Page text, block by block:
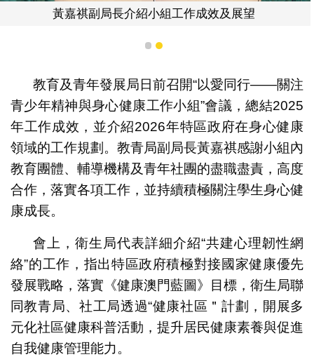
黃嘉祺副局長介紹小組工作成效及展望
1 2
教育及青年發展局日前召開“以愛同行——關注
青少年精神與身心健康工作小組”會議，總結2025
年工作成效，並介紹2026年特區政府在身心健康
領域的工作規劃。教青局副局長黃嘉祺感謝小組內
教育團體、輔導機構及青年社團的盡職盡責，高度
合作，落實各項工作，並持續積極關注學生身心健
康成長。
會上，衛生局代表詳細介紹“共建心理韌性網
絡”的工作，指出特區政府積極對接國家健康優先
發展戰略，落實《健康澳門藍圖》目標，衛生局聯
同教青局、社工局透過“健康社區＂計劃，開展多
元化社區健康科普活動，提升居民健康素養與促進
自我健康管理能力。